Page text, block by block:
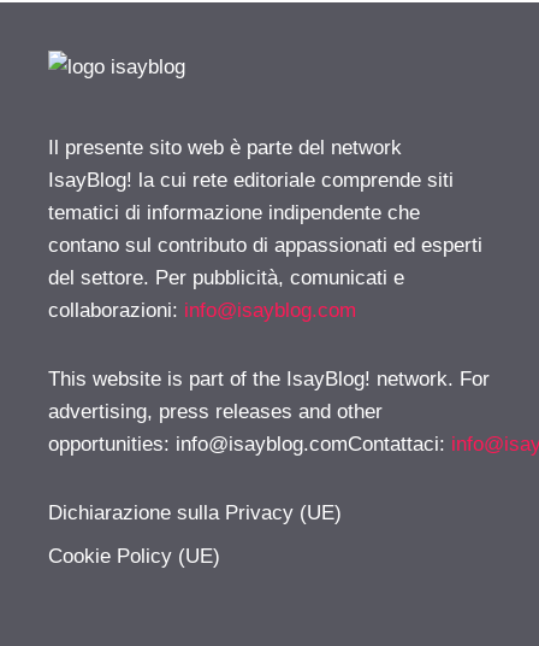
Il presente sito web è parte del network
IsayBlog! la cui rete editoriale comprende siti
tematici di informazione indipendente che
contano sul contributo di appassionati ed esperti
del settore. Per pubblicità, comunicati e
collaborazioni: info@isayblog.com
This website is part of the IsayBlog! network. For
advertising, press releases and other
opportunities: info@isayblog.comContattaci:
Dichiarazione sulla Privacy (UE)
Cookie Policy (UE)